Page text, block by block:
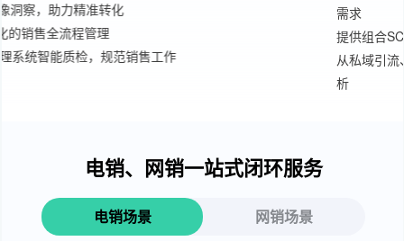
需求
提供组合SCRM企业微信私域转化工具，催化线索精准变现
从私域引流、运营、到转化、订单、复购，提供全流程BI数据分
电销、网销一站式闭环服务
电销场景 网销场景